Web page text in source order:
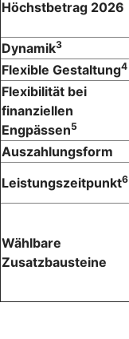
Höchstbetrag 2026
Dynamik3
Flexible Gestaltung4
Flexibilität bei
finanziellen
Engpässen5
Auszahlungsform
Leistungszeitpunkt6
Wählbare
Zusatzbausteine